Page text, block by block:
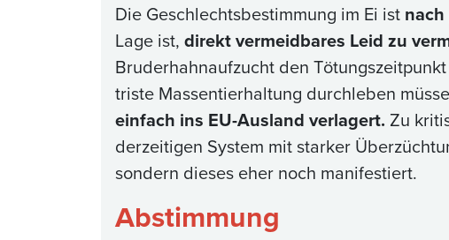
Die Geschlechtsbestimmung im Ei ist
Lage ist, direkt vermeidbares Leid zu
Bruderhahnaufzucht den
triste Massentierhaltung durchleben
einfach ins EU-Ausland verlagert. Zu
derzeitigen System mit starker
sondern dieses eher noch manifestiert.
Abstimmung